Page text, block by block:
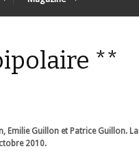
**
Emilie Guillon et Patrice Guillon. La
2010.